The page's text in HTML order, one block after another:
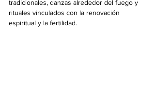
tradicionales, danzas alrededor del fuego y
rituales vinculados con la renovación
espiritual y la fertilidad.